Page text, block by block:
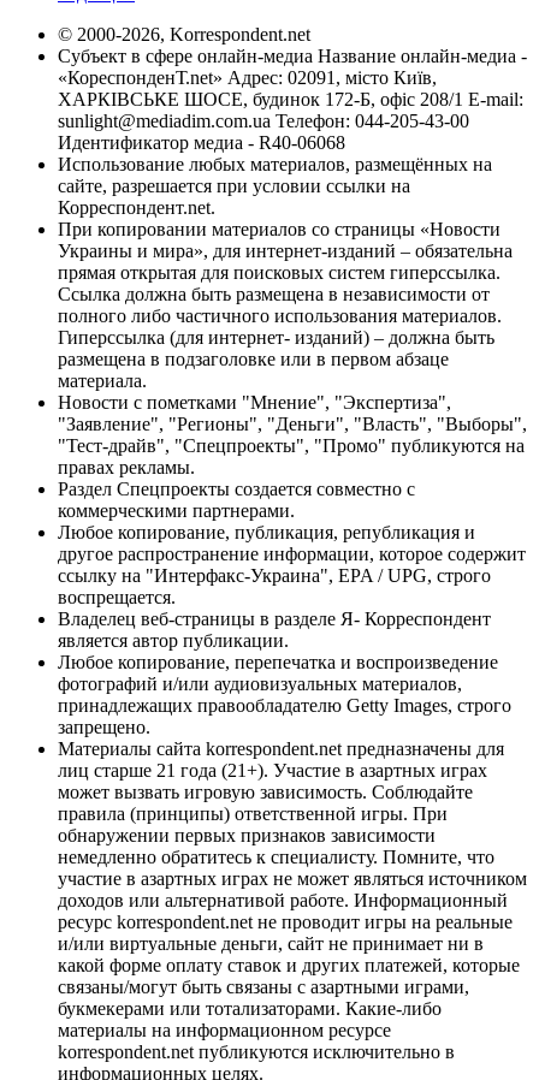
© 2000-2026, Korrespondent.net
Субъект в сфере онлайн-медиа Название онлайн-медиа -
«КореспонденТ.net» Адрес: 02091, місто Київ,
ХАРКІВСЬКЕ ШОСЕ, будинок 172-Б, офіс 208/1 E-mail:
sunlight@mediadim.com.ua Телефон: 044-205-43-00
Идентификатор медиа - R40-06068
Использование любых материалов, размещённых на
сайте, разрешается при условии ссылки на
Корреспондент.net.
При копировании материалов со страницы «Новости
Украины и мира», для интернет-изданий – обязательна
прямая открытая для поисковых систем гиперссылка.
Ссылка должна быть размещена в независимости от
полного либо частичного использования материалов.
Гиперссылка (для интернет- изданий) – должна быть
размещена в подзаголовке или в первом абзаце
материала.
Новости с пометками "Мнение", "Экспертиза",
"Заявление", "Регионы", "Деньги", "Власть", "Выборы",
"Тест-драйв", "Спецпроекты", "Промо" публикуются на
правах рекламы.
Раздел Спецпроекты создается совместно с
коммерческими партнерами.
Любое копирование, публикация, републикация и
другое распространение информации, которое содержит
ссылку на "Интерфакс-Украина", EPA / UPG, строго
воспрещается.
Владелец веб-страницы в разделе Я- Корреспондент
является автор публикации.
Любое копирование, перепечатка и воспроизведение
фотографий и/или аудиовизуальных материалов,
принадлежащих правообладателю Getty Images, строго
запрещено.
Материалы сайта korrespondent.net предназначены для
лиц старше 21 года (21+). Участие в азартных играх
может вызвать игровую зависимость. Соблюдайте
правила (принципы) ответственной игры. При
обнаружении первых признаков зависимости
немедленно обратитесь к специалисту. Помните, что
участие в азартных играх не может являться источником
доходов или альтернативой работе. Информационный
ресурс korrespondent.net не проводит игры на реальные
и/или виртуальные деньги, сайт не принимает ни в
какой форме оплату ставок и других платежей, которые
связаны/могут быть связаны с азартными играми,
букмекерами или тотализаторами. Какие-либо
материалы на информационном ресурсе
korrespondent.net публикуются исключительно в
информационных целях.